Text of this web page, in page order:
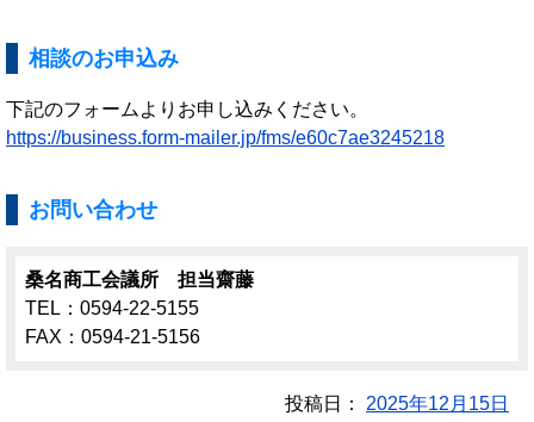
相談のお申込み
下記のフォームよりお申し込みください。
https://business.form-mailer.jp/fms/e60c7ae3245218
お問い合わせ
桑名商工会議所 担当齋藤
TEL：0594-22-5155
FAX：0594-21-5156
投稿日： 2025年12月15日